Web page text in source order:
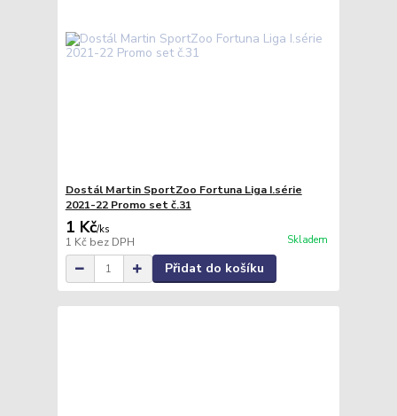
Dostál Martin SportZoo Fortuna Liga I.série
2021-22 Promo set č.31
1 Kč/ks
1 Kč bez DPH Skladem
Přidat do košíku